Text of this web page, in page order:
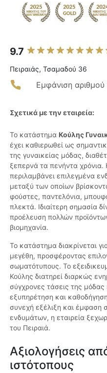
9.7
Πειραιάς, Τσαμαδού 36
Εμφάνιση
Σχετικά με την εταιρεία:
Το κατάστημα Κούλης
έχει καθιερωθεί ως
της γυναικείας μόδας,
ξεπερνά τα πενήντα χρόνια.
περιλαμβάνει επιλεγμένα
μεταξύ των οποίων
φούστες, παντελόνια,
πλεκτά. Ιδιαίτερη σημασία
προέλευση πολλών
βιομηχανία.
Το κατάστημα διακρίνεται
μεγέθη, προσφέροντας
σωματότυπους. Το
Κούλης διατηρεί διαρκώς
σύγχρονες τάσεις της μόδας
εξυπηρέτηση και
συνεχή εξέλιξη και έμφαση
ενδυμάτων, η εταιρεία
του Πειραιά.
Αξιολογήσεις
ιστότοπους